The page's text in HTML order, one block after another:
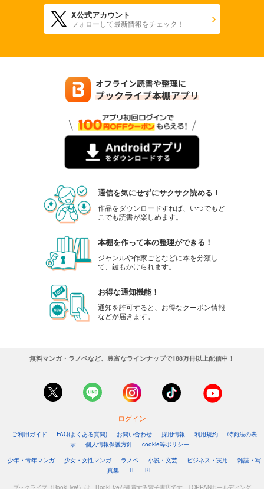
X公式アカウント
フォローして最新情報をチェック！
通信を気にせずにサクサク読める！
作品をダウンロードすれば、いつでもど
こでも読書が楽しめます。
本棚を作って本の整理ができる！
ジャンルや作家ごとなどに本を分類し
て、鍵もかけられます。
お得な通知機能！
通知を許可すると、お得なクーポン情報
などが届きます。
無料マンガ・ラノベなど、豊富なラインナップで188万冊以上配信中！
ログイン
ご利用ガイド FAQ(よくある質問) お問い合わせ 採用情報 利用規約
特商法の表
示
個人情報保護方針
cookie等ポリシー
少年・青年マンガ
少女・女性マンガ ラノベ 小説・文芸 ビジネス・実用
雑誌・写
真集
TL BL
ブックライブ（BookLive!）は、BookLiveが運営する電子書店です。TOPPANホールディング